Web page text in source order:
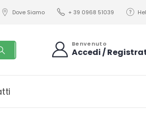
Dove Siamo + 39 0968 51039
Benvenuto
Accedi /